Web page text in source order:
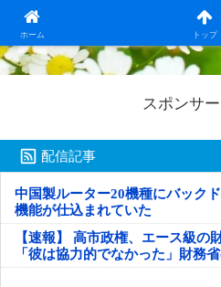
ホーム トップ
日本第一！ニュース録
スポンサ
配信記事
中国製ルーター20機種にバック
機能が仕込まれていた
【速報】 高市政権、エース級の
「彼は協力的でなかった」財務
判明